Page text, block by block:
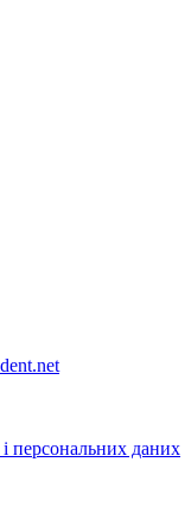
і персональних даних